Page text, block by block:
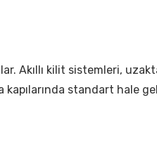
Akıllı kilit sistemleri,
standart hale